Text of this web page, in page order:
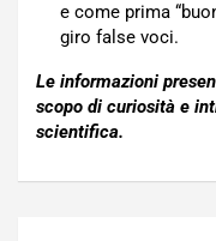
e come prima
giro false voci.
Le informazioni
scopo di curiosità e
scientifica.